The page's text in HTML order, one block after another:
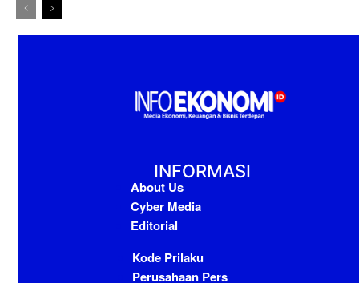
INFORMASI
About Us
Cyber Media
Editorial
Kode Prilaku
Perusahaan Pers